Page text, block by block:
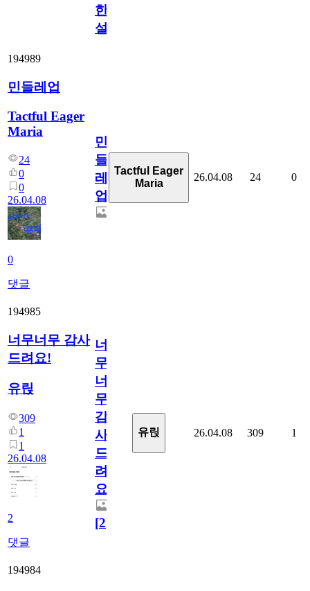
한
설
194989
민들레업
Tactful Eager
Maria
24
0
0
26.04.08
0
댓글
민
들
레
업
Tactful Eager
Maria
26.04.08 24 0
194985
너무너무 감사
드려요!
유릱
309
1
1
26.04.08
2
댓글
너
무
너
무
감
사
드
려
요!
[2]
유릱 26.04.08 309 1
194984